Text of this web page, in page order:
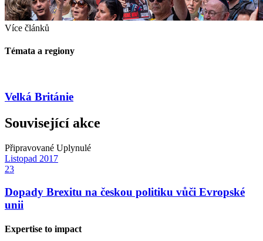
Více článků
Témata a regiony
Velká Británie
Související akce
Připravované Uplynulé
Listopad 2017
23
Dopady Brexitu na českou politiku vůči Evropské
unii
Expertise to impact